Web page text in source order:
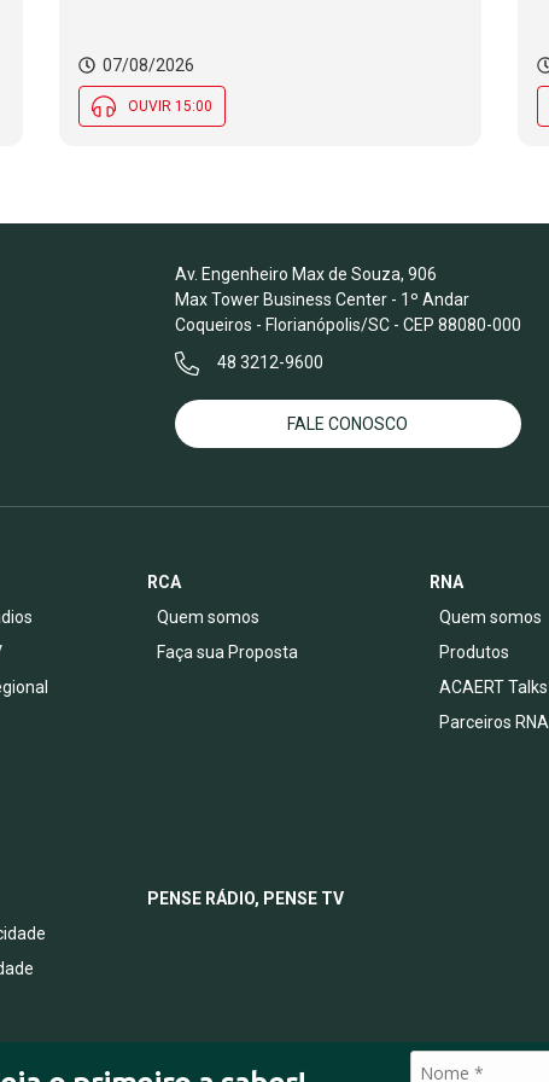
07/08/2026
OUVIR 15:00
Av. Engenheiro Max de Souza, 906
Max Tower Business Center - 1º Andar
Coqueiros - Florianópolis/SC - CEP 88080-000
48 3212-9600
FALE CONOSCO
RCA
Quem somos
Faça sua Proposta
RNA
Quem somos
Produtos
ACAERT Talks
Parceiros RNA
PENSE RÁDIO, PENSE TV